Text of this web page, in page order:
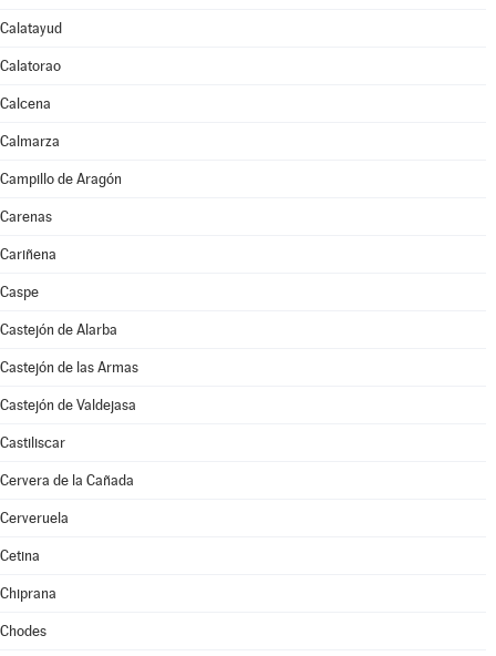
Calatayud
Calatorao
Calcena
Calmarza
Campillo de Aragón
Carenas
Cariñena
Caspe
Castejón de Alarba
Castejón de las Armas
Castejón de Valdejasa
Castiliscar
Cervera de la Cañada
Cerveruela
Cetina
Chiprana
Chodes